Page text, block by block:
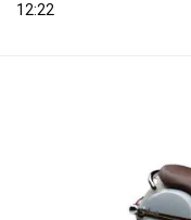
12:22